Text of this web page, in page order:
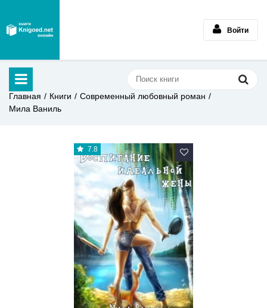
Войти
Главная Книги
Современный любовный роман
Мила Ваниль
7.8